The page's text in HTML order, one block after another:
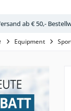
ab € 50,-
Equipment